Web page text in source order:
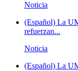
Noticia
(Español) La
refuerzan...
Noticia
(Español) La